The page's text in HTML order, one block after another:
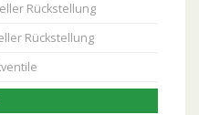
Rückstellung
Rückstellung